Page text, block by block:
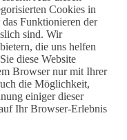
Cookies in
Funktionieren der
sind. Wir
die uns helfen
diese Website
Browser nur mit Ihrer
die Möglichkeit,
einiger dieser
Ihr Browser-Erlebnis